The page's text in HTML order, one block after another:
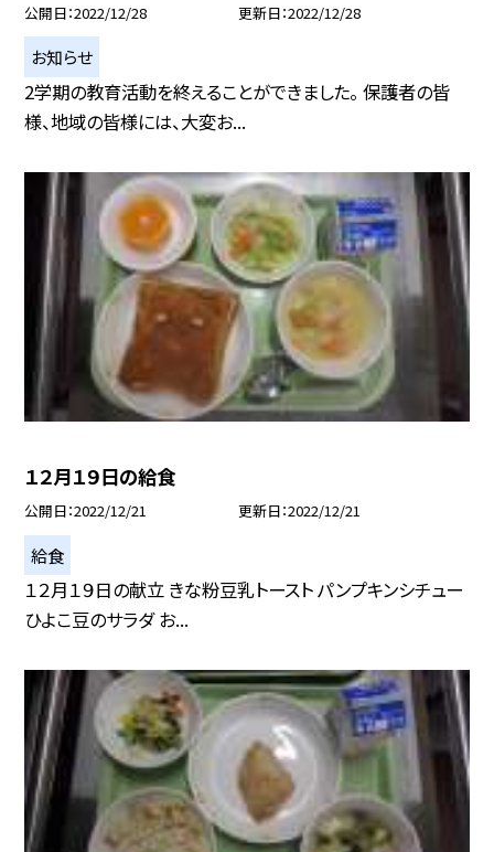
公開日 2022/12/28 更新日 2022/12/28
お知らせ
2学期の教育活動を終えることができました。 保護者の皆
様、地域の皆様には、大変お...
１２月１９日の給食
公開日 2022/12/21 更新日 2022/12/21
給食
１２月１９日の献立 きな粉豆乳トースト パンプキンシチュー
ひよこ豆のサラダ お...